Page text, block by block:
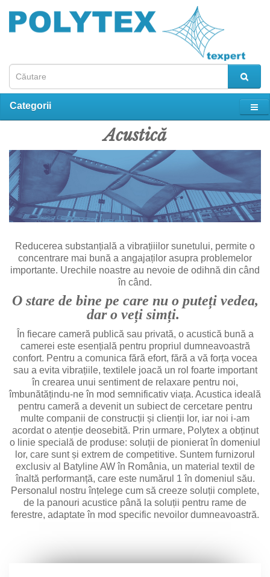
Categorii
Acustică
Reducerea substanțială a vibrațiiilor sunetului, permite o
concentrare mai bună a angajaților asupra problemelor
importante. Urechile noastre au nevoie de odihnă din când
în când.
O stare de bine pe care nu o puteți vedea,
dar o veți simți.
În fiecare cameră publică sau privată, o acustică bună a
camerei este esențială pentru propriul dumneavoastră
confort. Pentru a comunica fără efort, fără a vă forța vocea
sau a evita vibrațiile, textilele joacă un rol foarte important
în crearea unui sentiment de relaxare pentru noi,
îmbunătățindu-ne în mod semnificativ viața. Acustica ideală
pentru cameră a devenit un subiect de cercetare pentru
multe companii de construcții și clienții lor, iar noi i-am
acordat o atenție deosebită. Prin urmare, Polytex a obținut
o linie specială de produse: soluții de pionierat în domeniul
lor, care sunt și extrem de competitive. Suntem furnizorul
exclusiv al Batyline AW în România, un material textil de
înaltă performanță, care este numărul 1 în domeniul său.
Personalul nostru înțelege cum să creeze soluții complete,
de la panouri acustice până la soluții pentru rame de
ferestre, adaptate în mod specific nevoilor dumneavoastră.